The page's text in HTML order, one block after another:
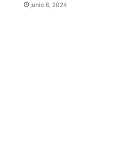
junio 6, 2024